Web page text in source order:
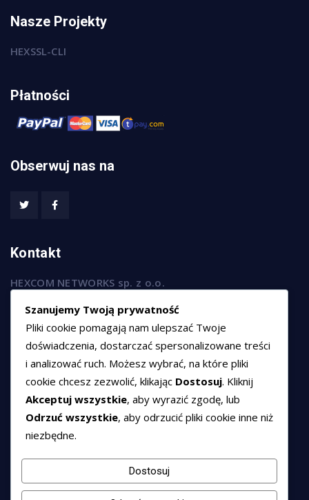
Nasze Projekty
HEXSSL-CLI
Płatności
Obserwuj nas na
Kontakt
HEXCOM NETWORKS sp. z o.o.
ul. Marsz. Józefa Piłsudskiego 74/320,
50-020 Wrocław
+48 789 594 102
sprzedaz@hexssl.pl
Dokumenty
Regulamin świadczenia usług
Polityka prywatności
Polityka cookies
Szanujemy Twoją prywatność
Pliki cookie pomagają nam ulepszać Twoje
doświadczenia, dostarczać spersonalizowane treści
i analizować ruch. Możesz wybrać, na które pliki
cookie chcesz zezwolić, klikając Dostosuj. Kliknij
Akceptuj wszystkie, aby wyrazić zgodę, lub
Odrzuć wszystkie, aby odrzucić pliki cookie inne niż
niezbędne.
Dostosuj